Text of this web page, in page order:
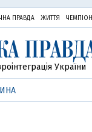
ПРАВДА ЖИТТЯ ЧЕМПІОН
України